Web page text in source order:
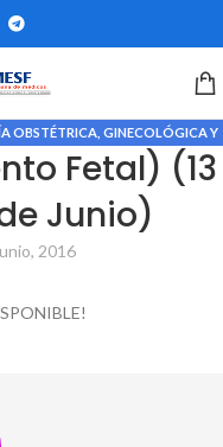
OBSTÉTRICA, GINECOLÓGICA Y
Fetal) (13
Junio)
2016